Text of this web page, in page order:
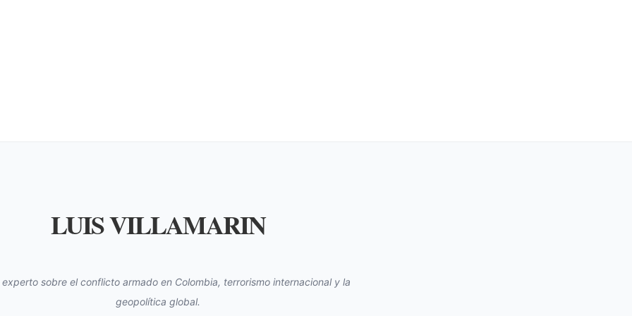
LUIS VILLAMARIN
experto sobre el conflicto armado en Colombia, terrorismo internacional y la
geopolítica global.